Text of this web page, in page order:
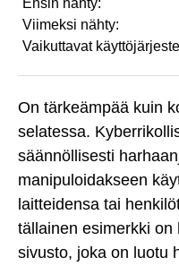
Ensin nähty:
Viimeksi nähty:
Vaikuttavat
On tärkeämpää kuin
selatessa.
säännöllisesti
manipuloidakseen
laitteidensa tai
tällainen esimerkki
sivusto, joka on luotu